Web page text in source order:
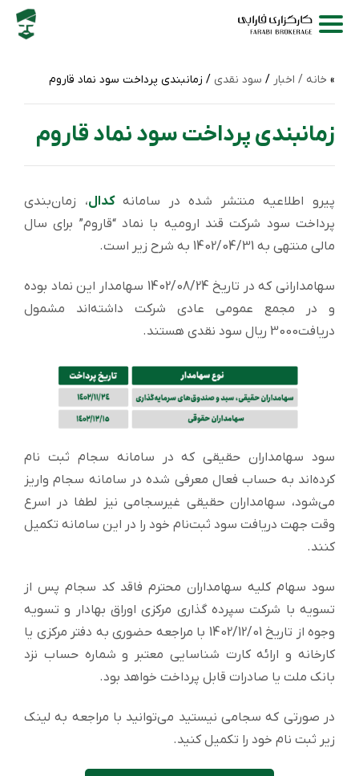
خانه / اخبار / سود نقدی / زمانبندی پرداخت سود نماد قاروم
زمانبندی پرداخت سود نماد قاروم
پیرو اطلاعیه منتشر شده در سامانهکدال، زمان‌بندی
پرداخت سود شرکت قند ارومیه با نماد “قاروم” برای سال
مالی منتهی به 1402/04/31 به شرح زیر است.
سهامدارانی که در تاریخ 1402/08/24 سهامدار این نماد بوده
و در مجمع عمومی عادی شرکت داشته‌اند مشمول
دریافت3000 ریال سود نقدی هستند.
سود سهامداران حقیقی که در سامانه سجام ثبت نام
کرده‌اند به حساب فعال معرفی شده در سامانه سجام واریز
می‌شود، سهامداران حقیقی غیرسجامی نیز لطفا در اسرع
وقت جهت دریافت سود ثبت‌نام خود را در این سامانه تکمیل
کنند.
سود سهام کلیه سهامداران محترم فاقد کد سجام پس از
تسویه با شرکت سپرده گذاری مرکزی اوراق بهادار و تسویه
وجوه از تاریخ 1402/12/01 با مراجعه حضوری به دفتر مرکزی یا
کارخانه و ارائه کارت شناسایی معتبر و شماره حساب نزد
بانک ملت یا صادرات قابل پرداخت خواهد بود.
در صورتی که سجامی نیستید می‌توانید با مراجعه به لینک
زیر ثبت نام خود را تکمیل کنید.